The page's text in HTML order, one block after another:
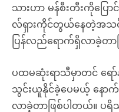
သားဟာ မန်စီးတီးကိုပြော
လ်ရှားကိုင်တွယ်နေတဲ့အသ
ပြန်လည်ရောက်ရှိလာခဲ့တာ
ပထမဆုံးရာသီမှာတင် ရ
သွင်းယူနိုင်ခဲ့ပေမယ့် နောက်
လာခဲ့တာဖြစ်ပါတယ်။ ပ